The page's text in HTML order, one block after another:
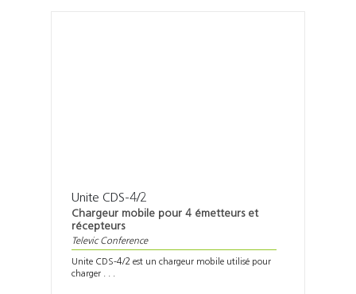
Unite CDS-4/2
Chargeur mobile pour 4 émetteurs et
récepteurs
Televic Conference
Unite CDS-4/2 est un chargeur mobile utilisé pour
charger . . .